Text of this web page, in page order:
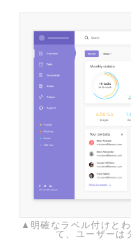
▲明確なラベル付けと
て、ユーザーは